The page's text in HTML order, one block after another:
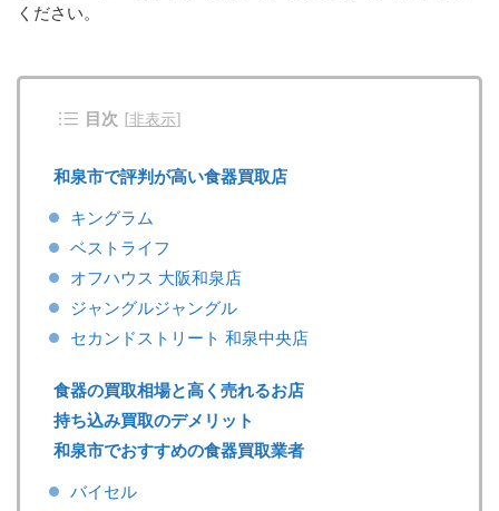
ください。
目次 [非表示]
和泉市で評判が高い食器買取店
キングラム
ベストライフ
オフハウス 大阪和泉店
ジャングルジャングル
セカンドストリート 和泉中央店
食器の買取相場と高く売れるお店
持ち込み買取のデメリット
和泉市でおすすめの食器買取業者
バイセル